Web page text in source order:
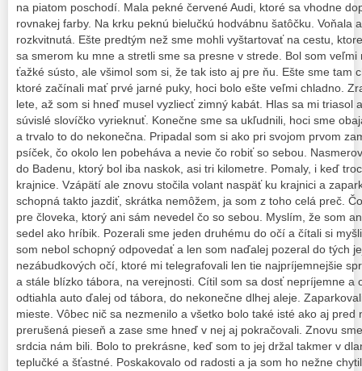
na piatom poschodí. Mala pekné červené Audi, ktoré sa vhodne
rovnakej farby. Na krku peknú bielučkú hodvábnu šatôčku. Voňala
rozkvitnutá. Ešte predtým než sme mohli vyštartovať na cestu,
sa smerom ku mne a stretli sme sa presne v strede. Bol som
ťažké sústo, ale všimol som si, že tak isto aj pre ňu. Ešte sme tam
ktoré začínali mať prvé jarné puky, hoci bolo ešte veľmi chladno.
lete, až som si hneď musel vyzliecť zimný kabát. Hlas sa mi triasol
súvislé slovíčko vyrieknuť. Konečne sme sa ukľudnili, hoci sme
a trvalo to do nekonečna. Pripadal som si ako pri svojom prvom
psíček, čo okolo len pobeháva a nevie čo robiť so sebou.
do Badenu, ktorý bol iba naskok, asi tri kilometre. Pomaly, i keď
krajnice. Vzápätí ale znovu stočila volant naspäť ku krajnici a
schopná takto jazdiť, skrátka nemôžem, ja som z toho celá preč.
pre človeka, ktorý ani sám nevedel čo so sebou. Myslím, že som
sedel ako hríbik. Pozerali sme jeden druhému do očí a čítali si
som nebol schopný odpovedať a len som naďalej pozeral do tých
nezábudkových očí, ktoré mi telegrafovali len tie najpríjemnejšie
a stále blízko tábora, na verejnosti. Cítil som sa dosť nepríjemne a
odtiahla auto ďalej od tábora, do nekonečne dlhej aleje.
mieste. Vôbec nič sa nezmenilo a všetko bolo také isté ako aj pred
prerušená pieseň a zase sme hneď v nej aj pokračovali. Znovu
srdcia nám bili. Bolo to prekrásne, keď som to jej držal takmer v
teplučké a šťastné. Poskakovalo od radosti a ja som ho nežne